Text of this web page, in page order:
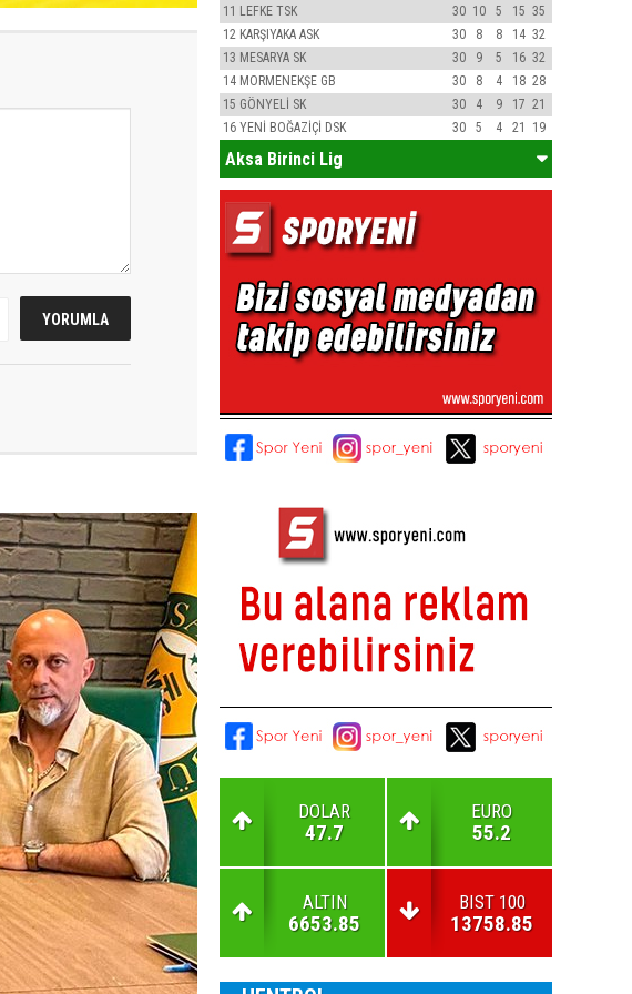
11 LEFKE TSK 30 10 5 15 35
12 KARŞIYAKA ASK 30 8 8 14 32
13 MESARYA SK 30 9 5 16 32
14 MORMENEKŞE GB 30 8 4 18 28
15 GÖNYELİ SK 30 4 9 17 21
16 YENİ BOĞAZİÇİ DSK 30 5 4 21 19
Aksa Birinci Lig
DOLAR
47.7
EURO
55.2
ALTIN
6653.85
BIST 100
13758.85